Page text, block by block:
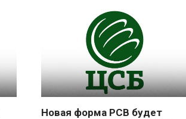
Новая форма РСВ будет